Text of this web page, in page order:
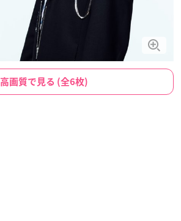
高画質で見る (全6枚)